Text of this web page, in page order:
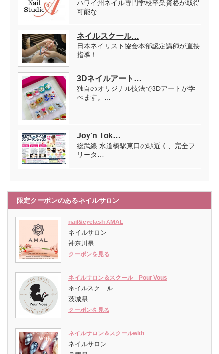
ハワイ州ネイル専門学校卒業資格が取得
可能な…
ネイルスクール…
日本ネイリスト協会本部認定講師が直接
指導！…
3Dネイルアート…
独自のオリジナル技法で3Dアートが学
べます。…
Joy'n Tok…
総武線 水道橋駅東口の駅近く、完全フ
リータ…
限定クーポンのあるネイルサロン
nail&eyelash AMAL
ネイルサロン
神奈川県
クーポンを見る
ネイルサロン＆スクール Pour Vous
ネイルスクール
茨城県
クーポンを見る
ネイルサロン＆スクールwith
ネイルサロン